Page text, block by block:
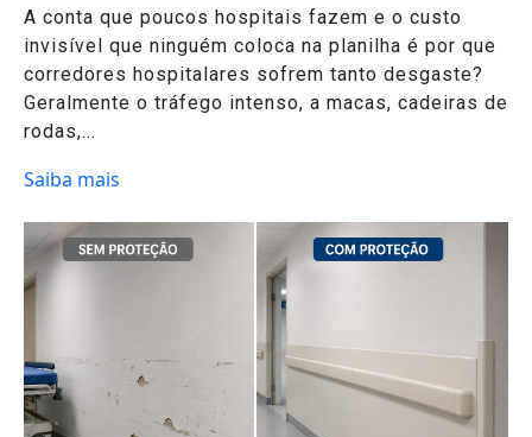
A conta que poucos hospitais fazem e o custo
invisível que ninguém coloca na planilha é por que
corredores hospitalares sofrem tanto desgaste?
Geralmente o tráfego intenso, a macas, cadeiras de
rodas,...
Saiba mais